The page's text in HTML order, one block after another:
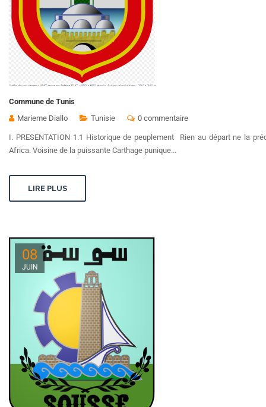
Commune de Tunis
Marieme Diallo
Tunisie 0 commentaire
I. PRESENTATION 1.1 Historique de peuplement Rien au départ ne la
Africa. Voisine de la puissante Carthage punique...
LIRE PLUS
08
JUIN